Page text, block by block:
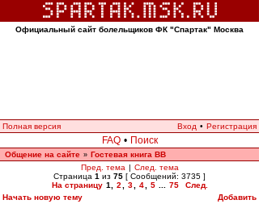
Официальный сайт болельщиков ФК "Спартак" Москва
Полная версия Вход • Регистрация
FAQ • Поиск
Общение на сайте » Гостевая книга ВВ
Пред. тема | След. тема
Страница 1 из 75 [ Сообщений: 3735 ]
На страницу 1 2 3 4 5 75
След.
Начать новую тему
Добавить